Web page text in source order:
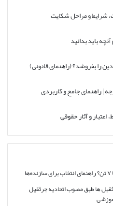
شرایط و مراحل شکایت
باید بدانید
را بفروشد؟ (راهنمای قانونی)
| راهنمای جامع و کاربردی
و آثار حقوقی
ها طبق مصوب اتحادیه جرثقیل